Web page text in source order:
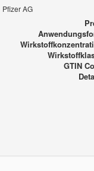
Pfizer AG
GTIN